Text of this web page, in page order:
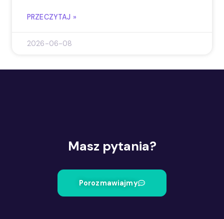
PRZECZYTAJ »
2026-06-08
Masz pytania?
Porozmawiajmy